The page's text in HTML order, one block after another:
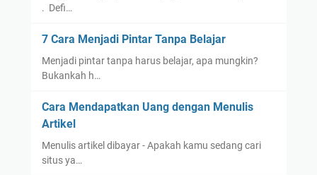
. Defi…
7 Cara Menjadi Pintar Tanpa Belajar
Menjadi pintar tanpa harus belajar, apa mungkin?
Bukankah h…
Cara Mendapatkan Uang dengan Menulis
Artikel
Menulis artikel dibayar - Apakah kamu sedang cari
situs ya…